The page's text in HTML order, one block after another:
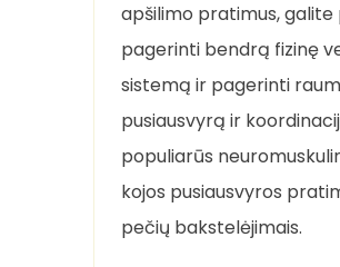
apšilimo pratimus,
pagerinti bendrą fizinę
sistemą ir pagerinti
pusiausvyrą ir
populiarūs
kojos pusiausvyros
pečių bakstelėjimais.